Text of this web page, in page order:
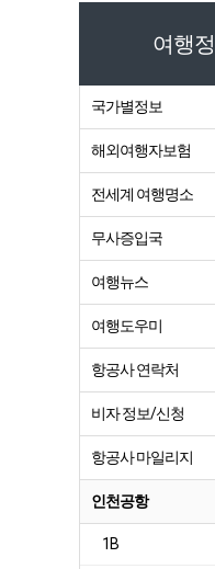
여행
국가별정보
해외여행자보험
전세계 여행명소
무사증입국
여행뉴스
여행도우미
항공사 연락처
비자 정보/신청
항공사 마일리지
인천공항
1B